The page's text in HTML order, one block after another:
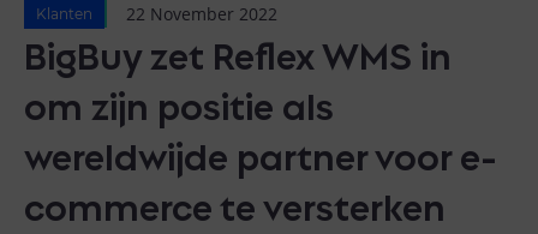
Klanten 22 November 2022
BigBuy zet Reflex WMS in
om zijn positie als
wereldwijde partner voor e-
commerce te versterken